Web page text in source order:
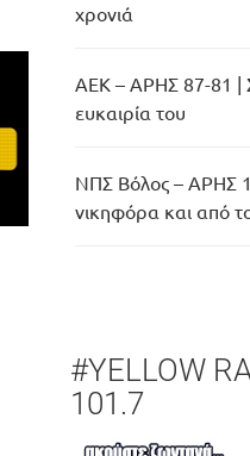
χρονιά
ΑΕΚ – ΑΡΗΣ 87-81 |
ευκαιρία του
ΝΠΣ Βόλος – ΑΡΗΣ
νικηφόρα και από
#YELLOW
101.7